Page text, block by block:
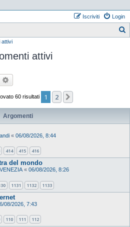
Login
Iscriviti
attivi
attivi
Cerca
60 risultati 1 2
Argomenti
« 06/08/2026, 8:44
414 415 416
del mondo
« 06/08/2026, 8:26
1131 1132 1133
08/2026, 7:43
110 111 112